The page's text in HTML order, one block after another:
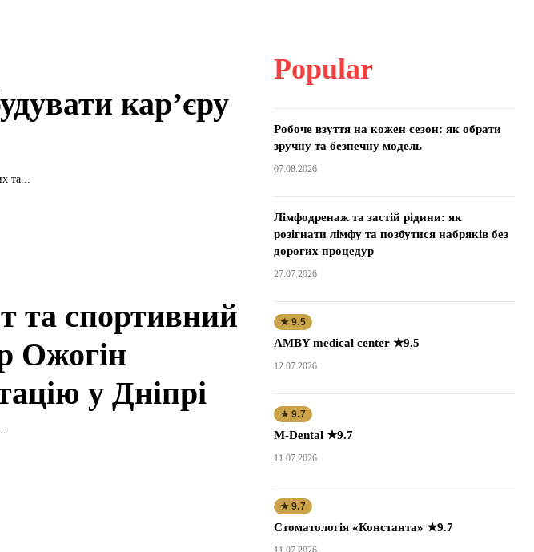
кар’єру
та...
та спортивний
Ожогін
у Дніпрі
Popular
Робоче взуття на кожен сезон: як обрати
зручну та безпечну модель
07.08.2026
Лімфодренаж та застій рідини: як
розігнати лімфу та позбутися набряків без
дорогих процедур
27.07.2026
★ 9.5
AMBY medical center ★9.5
12.07.2026
★ 9.7
M-Dental ★9.7
11.07.2026
★ 9.7
Стоматологія «Константа» ★9.7